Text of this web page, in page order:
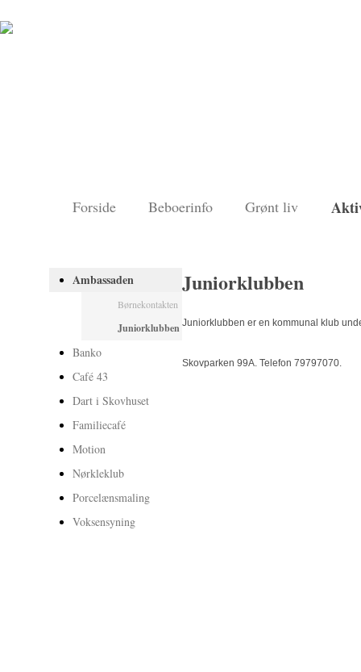
Forside Beboerinfo Grønt liv
Ambassaden
Børnekontakten
Juniorklubben
Banko
Café 43
Dart i Skovhuset
Familiecafé
Motion
Nørkleklub
Porcelænsmaling
Voksensyning
Juniorklubben
Juniorklubben er en kommunal klub
Skovparken 99A. Telefon 79797070.